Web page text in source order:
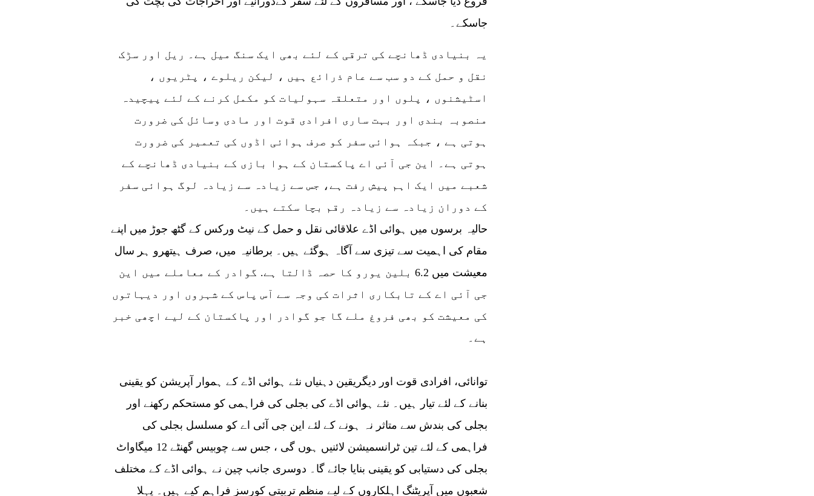
جاسکے۔
یہ بنیادی ڈھانچے کی ترقی کے لئے بھی ایک سنگ میل ہے۔ ریل اور سڑک
نقل و حمل کے دو سب سے عام ذرائع ہیں ، لیکن ریلوے ، پٹریوں ،
اسٹیشنوں ، پلوں اور متعلقہ سہولیات کو مکمل کرنے کے لئے پیچیدہ
منصوبہ بندی اور بہت ساری افرادی قوت اور مادی وسائل کی ضرورت
ہوتی ہے ، جبکہ ہوائی سفر کو صرف ہوائی اڈوں کی تعمیر کی ضرورت
ہوتی ہے۔ این جی آئی اے پاکستان کے ہوا بازی کے بنیادی ڈھانچے کے
شعبے میں ایک اہم پیش رفت ہے، جس سے زیادہ سے زیادہ لوگ ہوائی سفر
کے دوران زیادہ سے زیادہ رقم بچا سکتے ہیں۔
حالیہ برسوں میں ہوائی اڈے علاقائی نقل و حمل کے نیٹ ورکس کے گٹھ جوڑ میں اپنے
مقام کی اہمیت سے تیزی سے آگاہ ہوگئے ہیں۔ برطانیہ میں، صرف ہیتھرو ہر سال
معیشت میں 6.2 بلین یورو کا حصہ ڈالتا ہے. گوادر کے معاملے میں این
جی آئی اے کے تابکاری اثرات کی وجہ سے آس پاس کے شہروں اور دیہاتوں
کی معیشت کو بھی فروغ ملے گا جو گوادر اور پاکستان کے لیے اچھی خبر
ہے۔
بنانے کے لئے تیار ہیں۔ نئے ہوائی اڈے کی بجلی کی فراہمی کو مستحکم رکھنے اور
بجلی کی بندش سے متاثر نہ ہونے کے لئے این جی آئی اے کو مسلسل بجلی کی
فراہمی کے لئے تین ٹرانسمیشن لائنیں ہوں گی ، جس سے چوبیس گھنٹے 12 میگاواٹ
بجلی کی دستیابی کو یقینی بنایا جائے گا۔ دوسری جانب چین نے ہوائی اڈے کے مختلف
شعبوں میں آپریٹنگ اہلکاروں کے لیے منظم تربیتی کورسز فراہم کیے ہیں۔ پہلا